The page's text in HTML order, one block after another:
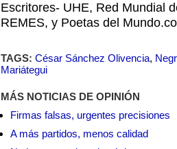
Escritores- UHE, Red Mundial
REMES, y Poetas del
TAGS: César Sánchez Olivencia,
Mariátegui
MÁS NOTICIAS DE OPINIÓN
Firmas falsas, urgentes precisiones
A más partidos, menos calidad